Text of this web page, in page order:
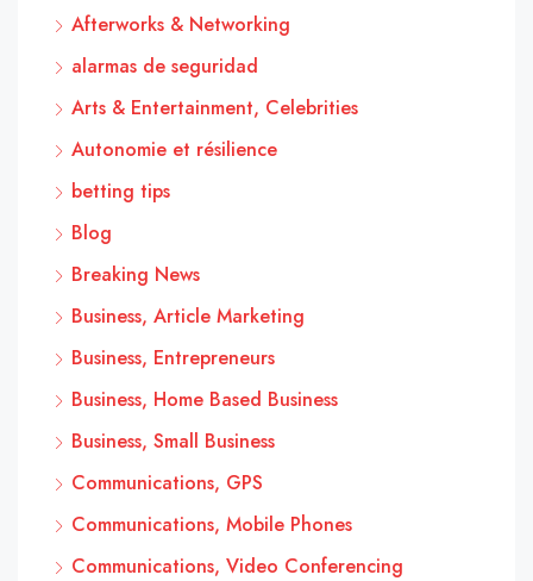
Afterworks & Networking
alarmas de seguridad
Arts & Entertainment, Celebrities
Autonomie et résilience
betting tips
Blog
Breaking News
Business, Article Marketing
Business, Entrepreneurs
Business, Home Based Business
Business, Small Business
Communications, GPS
Communications, Mobile Phones
Communications, Video Conferencing